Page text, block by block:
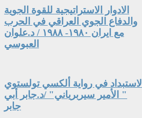
الادوار الاستراتيجية للقوة الجوية
والدفاع الجوي العراقي في الحرب
مع ايران ١٩٨٠- ١٩٨٨ / د.علوان
العبوسي
الاستبداد في رواية ألكسي تولستوي
" الأمير سيربرياني" /د.جابر أبي
جابر